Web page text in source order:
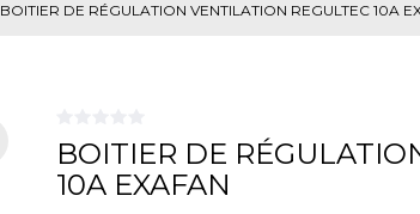
BOITIER DE RÉGULATION VENTILATION REGULTEC 10A
BOITIER DE
10A EXAFAN